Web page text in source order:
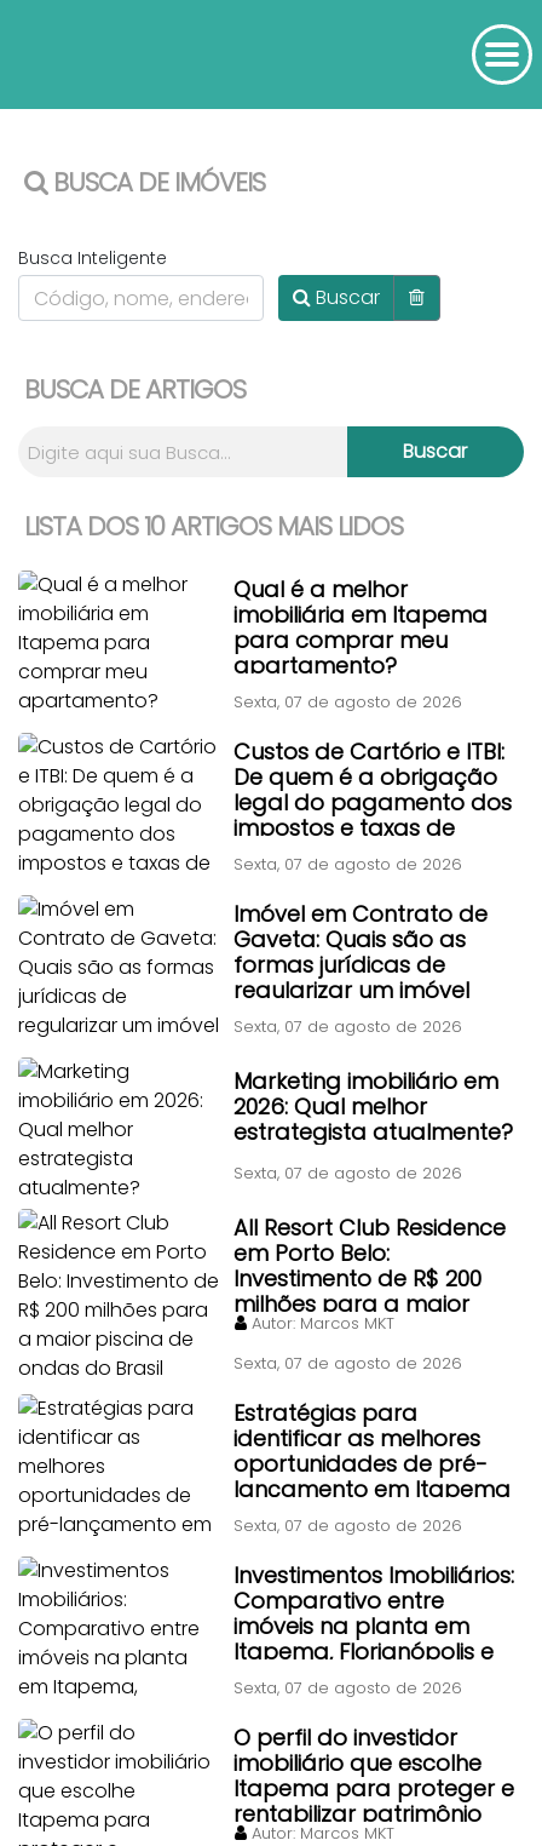
BUSCA DE IMÓVEIS
Busca Inteligente
Buscar
BUSCA DE ARTIGOS
LISTA DOS 10 ARTIGOS MAIS LIDOS
Qual é a melhor
imobiliária em Itapema
para comprar meu
apartamento?
Sexta, 07 de agosto de 2026
Custos de Cartório e ITBI:
De quem é a obrigação
legal do pagamento dos
impostos e taxas de
transferência?
Sexta, 07 de agosto de 2026
Imóvel em Contrato de
Gaveta: Quais são as
formas jurídicas de
regularizar um imóvel
adquirido por contrato
particular antigo?
Sexta, 07 de agosto de 2026
Marketing imobiliário em
2026: Qual melhor
estrategista atualmente?
Sexta, 07 de agosto de 2026
All Resort Club Residence
em Porto Belo:
Investimento de R$ 200
milhões para a maior
piscina de ondas do Brasil
Autor: Marcos MKT
Sexta, 07 de agosto de 2026
Estratégias para
identificar as melhores
oportunidades de pré-
lançamento em Itapema
Sexta, 07 de agosto de 2026
Investimentos Imobiliários:
Comparativo entre
imóveis na planta em
Itapema, Florianópolis e
Piçarras
Sexta, 07 de agosto de 2026
O perfil do investidor
imobiliário que escolhe
Itapema para proteger e
rentabilizar patrimônio
Autor: Marcos MKT